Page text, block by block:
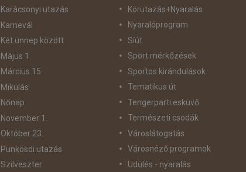
Karácsonyi utazás
Karnevál
Két ünnep között
Május 1.
Március 15.
Mikulás
Nőnap
November 1.
Október 23.
Pünkösdi utazás
Szilveszter
Körutazás+Nyaralás
Nyaralóprogram
Síút
Sport mérkőzések
Sportos kirándulások
Tematikus út
Tengerparti esküvő
Természeti csodák
Városlátogatás
Városnéző programok
Üdülés - nyaralás